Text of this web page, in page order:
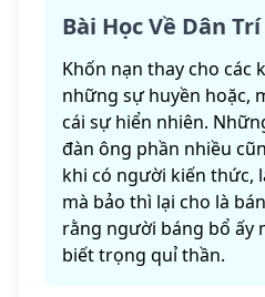
Bài Học Về Dân Trí
Khốn nạn thay cho các
những sự huyền hoặc,
cái sự hiển nhiên.
đàn ông phần nhiều
khi có người kiến thức,
mà bảo thì lại cho là
rằng người báng bổ ấy
biết trọng quỉ thần.